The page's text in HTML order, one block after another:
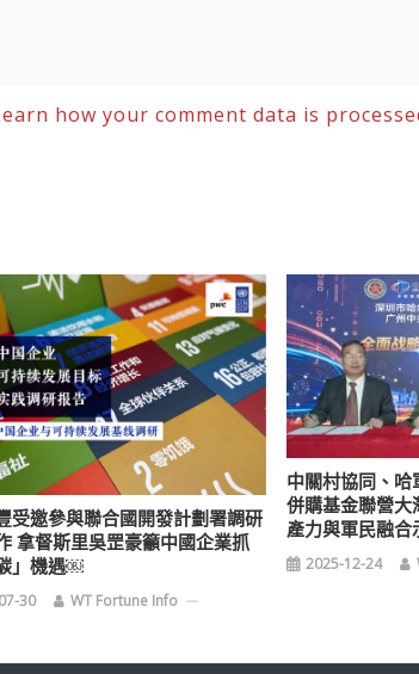
how your comment data is
受邀參與聯合國開發計劃署調研
拿督斯里吳罡豪籲中國企業抓
」機遇￼
30 WT Fortune Info
中關村協同、
併購基金聯營大
產力與軍民融合
2025-12-24